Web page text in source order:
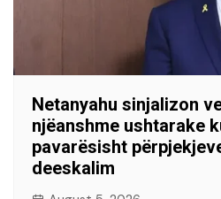
Netanyahu sinjalizon
njëanshme ushtarake
pavarësisht
deeskalim